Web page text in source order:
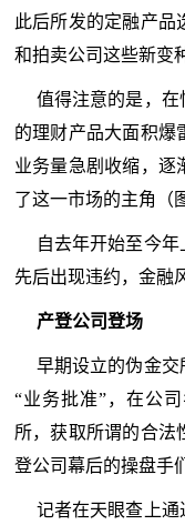
此后所发的定融产品
和拍卖公司这些新变
值得注意的是，
的理财产品大面积爆
业务量急剧收缩，逐
了这一市场的主角（
自去年开始至今
先后出现违约，金融
产登公司登场
早期设立的伪金交
“业务批准”，在公
所，获取所谓的合法
登公司幕后的操盘手
记者在天眼查上通